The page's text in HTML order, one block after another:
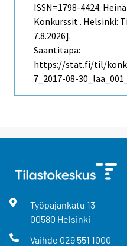
ISSN=1798-4424.
Konkurssit . Helsinki:
7.8.2026].
Saantitapa:
https://stat.fi/til/konk/
7_2017-08-
Työpajankatu 13
00580 Helsinki
Vaihde 029 551 1000